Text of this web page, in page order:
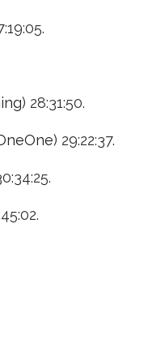
) 28:31:50.
) 29:22:37.